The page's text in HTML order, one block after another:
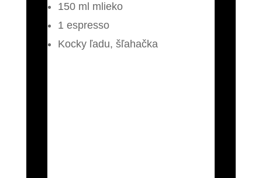
150 ml mlieko
1 espresso
Kocky ľadu, šľahačka